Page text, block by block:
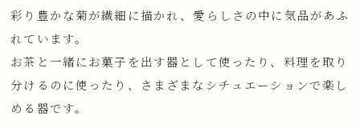
彩り豊かな菊が繊細に描かれ、愛らしさの中に気品があふ
れています。
お茶と一緒にお菓子を出す器として使ったり、料理を取り
分けるのに使ったり、さまざまなシチュエーションで楽し
める器です。